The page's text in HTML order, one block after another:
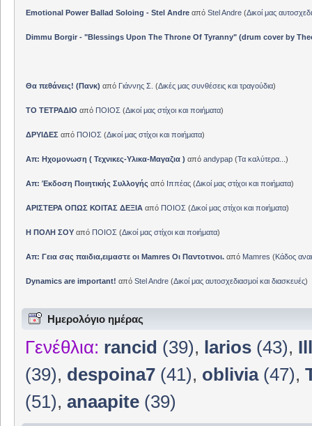
Emotional Power Ballad Soloing - Stel Andreαπό Stel Andre(Δικοί μας
Dimmu Borgir - "Blessings Upon The Throne Of Tyranny" (drum cover by
Θα πεθάνεις! (Πανκ) από Γιάννης Σ. (Δικές μας συνθέσεις και τραγούδια)
ΤΟ ΤΕΤΡΑΔΙΟ από ΠΟΙΟΣ (Δικοί μας στίχοι και ποιήματα)
ΔΡΥΙΔΕΣ από ΠΟΙΟΣ (Δικοί μας στίχοι και ποιήματα)
Απ: Ηχομονωση ( Τεχνικες-Υλικα-Μαγαζια ) από andypap(Τα καλύτερα... )
Απ: Έκδοση Ποιητικής Συλλογής από Ιππέας(Δικοί μας στίχοι και ποιήματα)
ΑΡΙΣΤΕΡΑ ΟΠΩΣ ΚΟΙΤΑΣ ΔΕΞΙΑαπό ΠΟΙΟΣ (Δικοί μας στίχοι και ποιήματα)
Η ΠΟΛΗ ΣΟΥαπό ΠΟΙΟΣ (Δικοί μας στίχοι και ποιήματα)
Απ: Γεια σας παιδια,ειμαστε οι Mamres Οι Παντοτινοι.από Mamres (Κάδος
Dynamics are important! από Stel Andre(Δικοί μας αυτοσχεδιασμοί και διασκευές)
Ημερολόγιο ημέρας
Γενέθλια: rancid (39), larios (43),
(39), despoina7 (41), oblivia(47),
(51),anaapite (39)